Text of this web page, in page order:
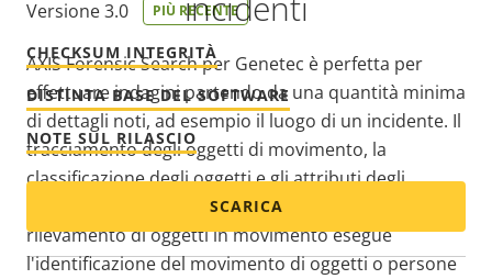
AXIS Forensic Search per Genetec è perfetta per
effettuare indagini partendo da una quantità minima
di dettagli noti, ad esempio il luogo di un incidente. Il
tracciamento degli oggetti di movimento, la
classificazione degli oggetti e gli attributi degli
oggetti sono inclusi nei flussi di metadati. Il
rilevamento di oggetti in movimento esegue
l'identificazione del movimento di oggetti o persone
Versione 3.0 PIÙ RECENTE
CHECKSUM INTEGRITÀ
DISTINTA BASE DEL SOFTWARE
NOTE SUL RILASCIO
SCARICA